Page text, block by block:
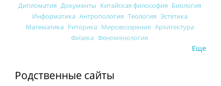
Дипломатия Документы Китайская философия Биология
Информатика Антропология Теология Эстетика
Математика Риторика Мировоззрение Архитектура
Физика Феноменология
Еще
Родственные сайты